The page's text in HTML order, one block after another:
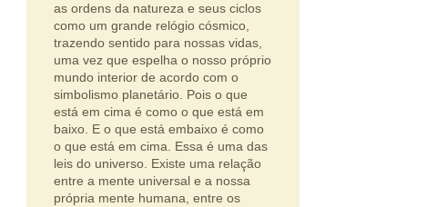
as ordens da natureza e seus ciclos
como um grande relógio cósmico,
trazendo sentido para nossas vidas,
uma vez que espelha o nosso próprio
mundo interior de acordo com o
simbolismo planetário. Pois o que
está em cima é como o que está em
baixo. E o que está embaixo é como
o que está em cima. Essa é uma das
leis do universo. Existe uma relação
entre a mente universal e a nossa
própria mente humana, entre os